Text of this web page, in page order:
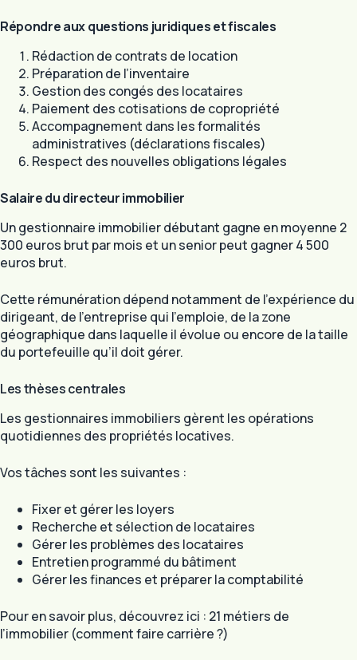
Répondre aux questions juridiques et fiscales
Rédaction de contrats de location
Préparation de l’inventaire
Gestion des congés des locataires
Paiement des cotisations de copropriété
Accompagnement dans les formalités
administratives (déclarations fiscales)
Respect des nouvelles obligations légales
Salaire du directeur immobilier
Un gestionnaire immobilier débutant gagne en moyenne 2
300 euros brut par mois et un senior peut gagner 4 500
euros brut.
Cette rémunération dépend notamment de l’expérience du
dirigeant, de l’entreprise qui l’emploie, de la zone
géographique dans laquelle il évolue ou encore de la taille
du portefeuille qu’il doit gérer.
Les thèses centrales
Les gestionnaires immobiliers gèrent les opérations
quotidiennes des propriétés locatives.
Vos tâches sont les suivantes :
Fixer et gérer les loyers
Recherche et sélection de locataires
Gérer les problèmes des locataires
Entretien programmé du bâtiment
Gérer les finances et préparer la comptabilité
Pour en savoir plus, découvrez ici : 21 métiers de
l’immobilier (comment faire carrière ?)